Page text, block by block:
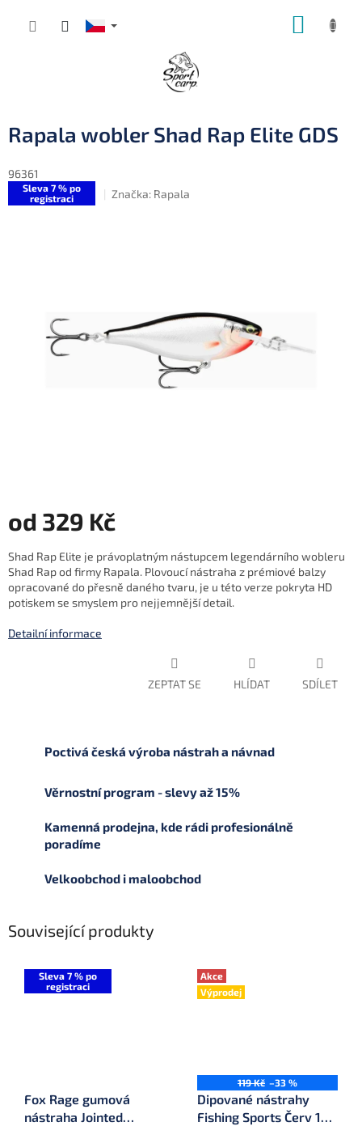
Rapala wobler Shad Rap Elite GDS
96361
Sleva 7 % po
registraci
Značka: Rapala
od 329 Kč
cena:
Shad Rap Elite je právoplatným nástupcem legendárního wobleru
Shad Rap od firmy Rapala. Plovoucí nástraha z prémiové balzy
opracované do přesně daného tvaru, je u této verze pokryta HD
potiskem se smyslem pro nejjemnější detail.
Detailní informace
ZEPTAT SE HLÍDAT SDÍLET
Poctivá česká výroba nástrah a návnad
Věrnostní program - slevy až 15%
Kamenná prodejna, kde rádi profesionálně
poradíme
Velkoobchod i maloobchod
Související produkty
Sleva 7 % po
registraci
Fox Rage gumová
nástraha Jointed
Akce
Výprodej
119 Kč –33 %
Dipované nástrahy
Fishing Sports Červ 12